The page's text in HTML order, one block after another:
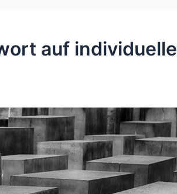
auf individuelle